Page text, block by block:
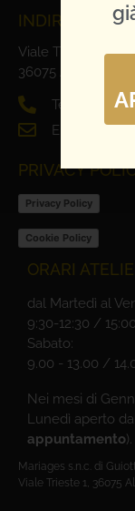
INDIRIZZO E
Viale Trieste, 1
36075 Alte
Tel. 0444
Email:
PRIVACY
Privacy Policy
Cookie Policy
ORARI
dal Martedì al
9:30-12:30 /
Sabato:
9.00 - 13.00 /
Nei mesi di
Lunedì aperto
appuntamento).
Mariages s.n.c. di
Viale Trieste 1, 36075